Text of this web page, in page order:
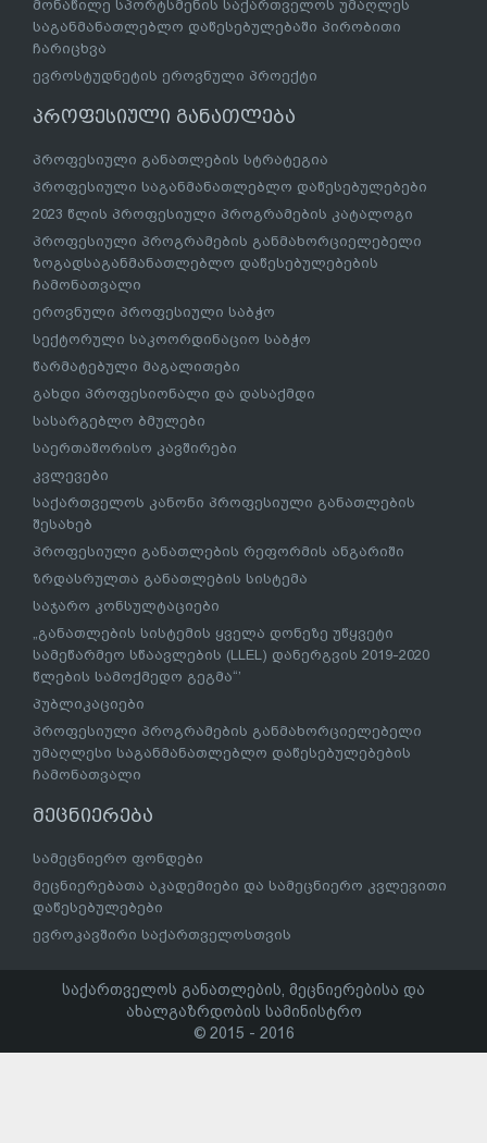
მონაწილე სპორტსმენის საქართველოს უმაღლეს
საგანმანათლებლო დაწესებულებაში პირობითი
ჩარიცხვა
ევროსტუდნეტის ეროვნული პროექტი
პროფესიული განათლება
პროფესიული განათლების სტრატეგია
პროფესიული საგანმანათლებლო დაწესებულებები
2023 წლის პროფესიული პროგრამების კატალოგი
პროფესიული პროგრამების განმახორციელებელი
ზოგადსაგანმანათლებლო დაწესებულებების
ჩამონათვალი
ეროვნული პროფესიული საბჭო
სექტორული საკოორდინაციო საბჭო
წარმატებული მაგალითები
გახდი პროფესიონალი და დასაქმდი
სასარგებლო ბმულები
საერთაშორისო კავშირები
კვლევები
საქართველოს კანონი პროფესიული განათლების
შესახებ
პროფესიული განათლების რეფორმის ანგარიში
ზრდასრულთა განათლების სისტემა
საჯარო კონსულტაციები
„განათლების სისტემის ყველა დონეზე უწყვეტი
სამეწარმეო სწაავლების (LLEL) დანერგვის 2019-2020
წლების სამოქმედო გეგმა“’
პუბლიკაციები
პროფესიული პროგრამების განმახორციელებელი
უმაღლესი საგანმანათლებლო დაწესებულებების
ჩამონათვალი
მეცნიერება
სამეცნიერო ფონდები
მეცნიერებათა აკადემიები და სამეცნიერო კვლევითი
დაწესებულებები
ევროკავშირი საქართველოსთვის
საქართველოს განათლების, მეცნიერებისა და
ახალგაზრდობის სამინისტრო
© 2015 - 2016